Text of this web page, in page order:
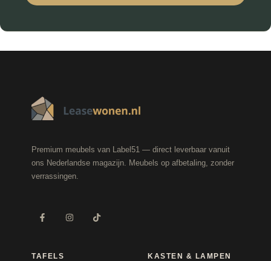
Premium meubels van Label51 — direct leverbaar vanuit
ons Nederlandse magazijn. Meubels op afbetaling, zonder
verrassingen.
TAFELS KASTEN & LAMPEN